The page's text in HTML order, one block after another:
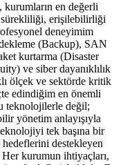
kurumların en değerli
sürekliliği, erişilebilirliği
deneyimim
(Backup), SAN
kurtarma (Disaster
ve siber dayanıklılık
ölçek ve sektörde kritik
edindiğim en önemli
teknolojilerle değil;
yönetim anlayışıyla
tek başına bir
destekleyen
kurumun ihtiyaçları,